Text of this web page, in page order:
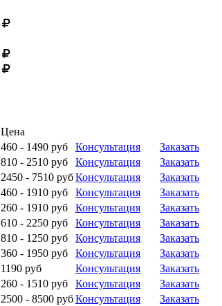
Цена
460 - 1490 руб Консультация
Заказать
810 - 2510 руб Консультация
Заказать
2450 - 7510 рубКонсультация
Заказать
460 - 1910 руб Консультация
Заказать
260 - 1910 руб Консультация
Заказать
610 - 2250 руб Консультация
Заказать
810 - 1250 руб Консультация
Заказать
360 - 1950 руб Консультация
Заказать
1190 руб Консультация
Заказать
260 - 1510 руб Консультация
Заказать
2500 - 8500 рубКонсультация Заказать